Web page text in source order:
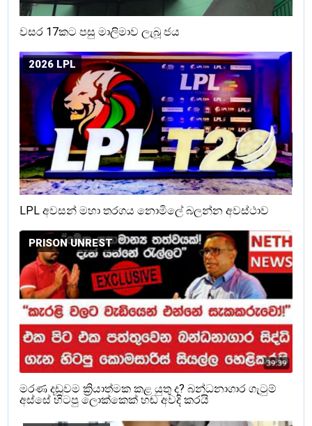
වසර 17කට පසු මාලිමාව ලැබූ ජය
2026 LPL
LPL අවසන් මහා තරගය නොමිලේ බලන්න අවස්ථාව
PRISON UNREST
මරණ දඩුවම ක්‍රියාත්මක කළ යුතු ද? බන්ධනාගාර ගැටුම්
අස්සේ හිටපු ලොක්කෙක් හඬ අවදි කරයි